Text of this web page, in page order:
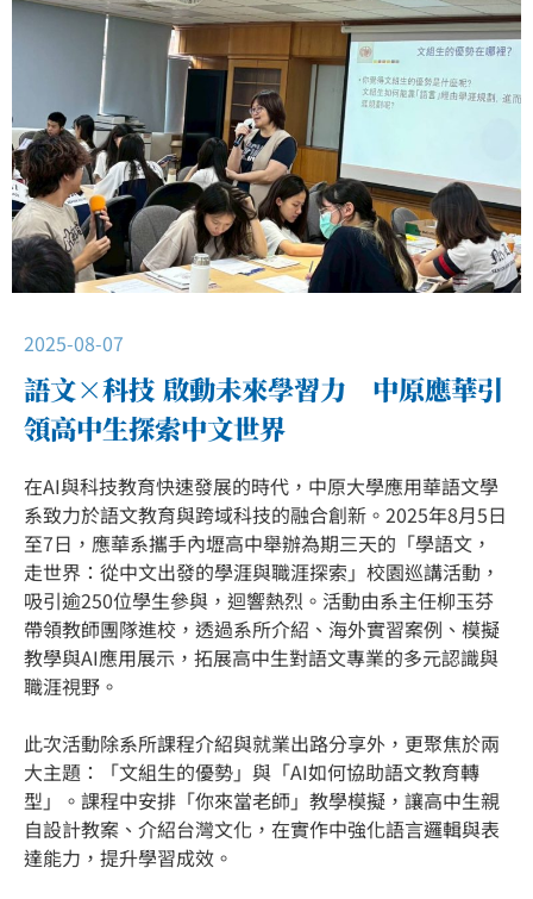
2025-08-07
語文×科技 啟動未來學習力 中原應華引
領高中生探索中文世界
在AI與科技教育快速發展的時代，中原大學應用華語文學
系致力於語文教育與跨域科技的融合創新。2025年8月5日
至7日，應華系攜手內壢高中舉辦為期三天的「學語文，
走世界：從中文出發的學涯與職涯探索」校園巡講活動，
吸引逾250位學生參與，迴響熱烈。活動由系主任柳玉芬
帶領教師團隊進校，透過系所介紹、海外實習案例、模擬
教學與AI應用展示，拓展高中生對語文專業的多元認識與
職涯視野。
此次活動除系所課程介紹與就業出路分享外，更聚焦於兩
大主題：「文組生的優勢」與「AI如何協助語文教育轉
型」。課程中安排「你來當老師」教學模擬，讓高中生親
自設計教案、介紹台灣文化，在實作中強化語言邏輯與表
達能力，提升學習成效。